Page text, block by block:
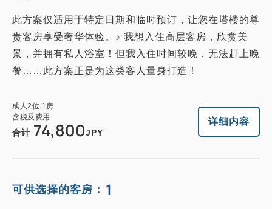
此方案仅适用于特定日期和临时预订，让您在塔楼的尊
贵客房享受奢华体验。♪ 我想入住高层客房，欣赏美
景，并拥有私人浴室！但我入住时间较晚，无法赶上晚
餐……此方案正是为这类客人量身打造！
成人 2位 1 房
含税及费用
合计 74,800JPY
详细内容
可供选择的客房： 1